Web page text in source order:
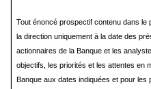
Tout énoncé prospectif contenu dans le
la direction uniquement à la date des
actionnaires de la Banque et les
objectifs, les priorités et les attentes en
Banque aux dates indiquées et pour